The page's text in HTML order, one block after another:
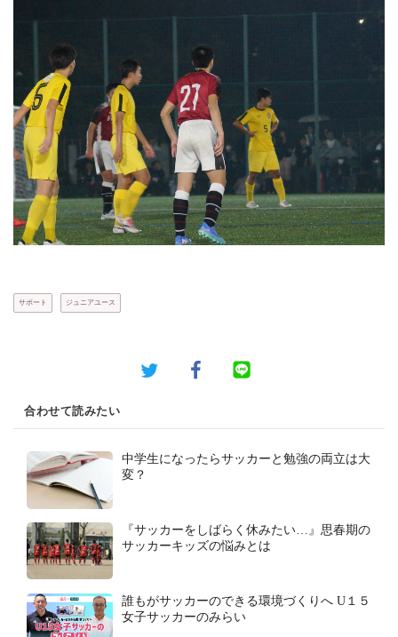
サポート ジュニアユース
合わせて読みたい
中学生になったらサッカーと勉強の両立は大
変？
『サッカーをしばらく休みたい…』思春期の
サッカーキッズの悩みとは
誰もがサッカーのできる環境づくりへ U１５
女子サッカーのみらい